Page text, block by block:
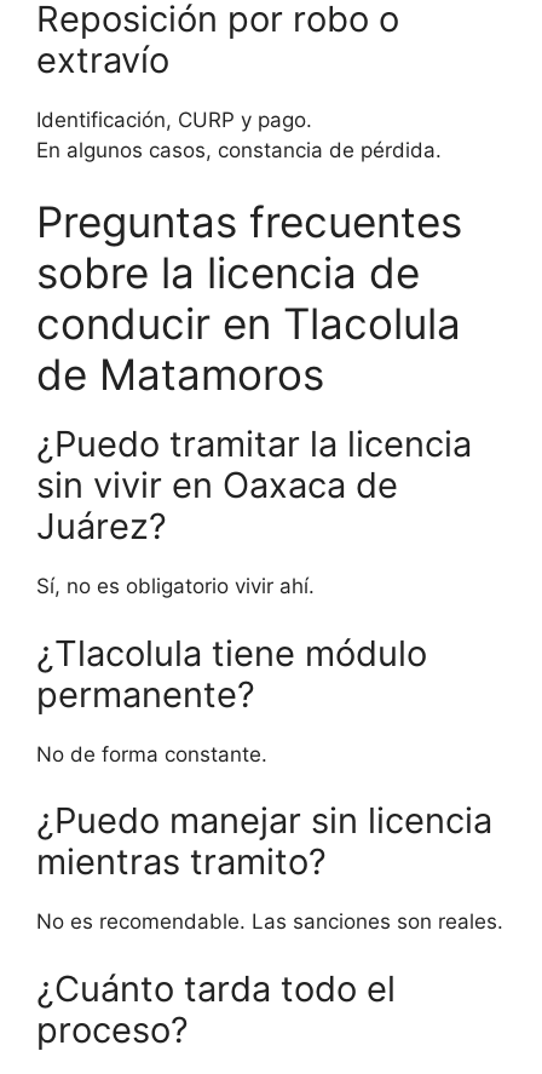
Reposición por robo o
extravío
Identificación, CURP y pago.
En algunos casos, constancia de pérdida.
Preguntas frecuentes
sobre la licencia de
conducir en Tlacolula
de Matamoros
¿Puedo tramitar la licencia
sin vivir en Oaxaca de
Juárez?
Sí, no es obligatorio vivir ahí.
¿Tlacolula tiene módulo
permanente?
No de forma constante.
¿Puedo manejar sin licencia
mientras tramito?
No es recomendable. Las sanciones son reales.
¿Cuánto tarda todo el
proceso?